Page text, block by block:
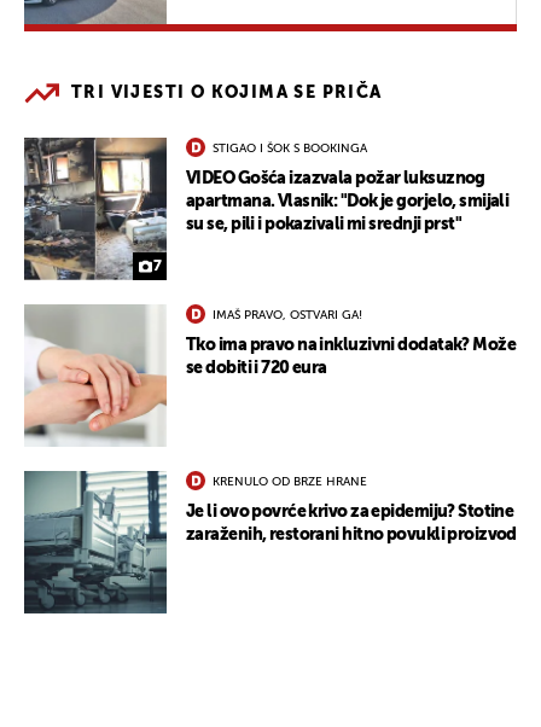
TRI VIJESTI O KOJIMA SE PRIČA
7
STIGAO I ŠOK S BOOKINGA
VIDEO Gošća izazvala požar luksuznog
apartmana. Vlasnik: "Dok je gorjelo, smijali
su se, pili i pokazivali mi srednji prst"
IMAŠ PRAVO, OSTVARI GA!
Tko ima pravo na inkluzivni dodatak? Može
se dobiti i 720 eura
KRENULO OD BRZE HRANE
Je li ovo povrće krivo za epidemiju? Stotine
zaraženih, restorani hitno povukli proizvod